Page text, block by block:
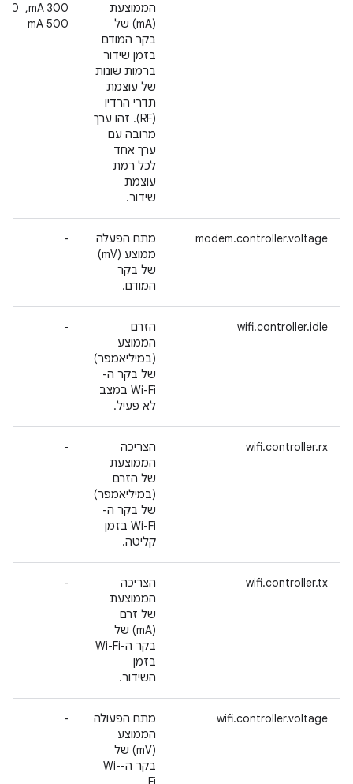
הממוצעת
(mA) של
בקר המודם
בזמן שידור
ברמות שונות
של עוצמת
תדרי הרדיו
(RF). זהו ערך
מרובה עם
ערך אחד
לכל רמת
עוצמת
שידור.
500 mA
modem.controller.voltage
מתח הפעלה
ממוצע (mV)
של בקר
המודם.
-
wifi.controller.idle
הזרם
הממוצע
(במיליאמפר)
של בקר ה-
Wi-Fi במצב
לא פעיל.
-
wifi.controller.rx
הצריכה
הממוצעת
של הזרם
(במיליאמפר)
של בקר ה-
Wi-Fi בזמן
קליטה.
-
wifi.controller.tx
הצריכה
הממוצעת
של זרם
(mA) של
בקר ה-Wi-Fi
בזמן
השידור.
-
wifi.controller.voltage
מתח הפעולה
הממוצע
(mV) של
בקר ה-Wi-
-